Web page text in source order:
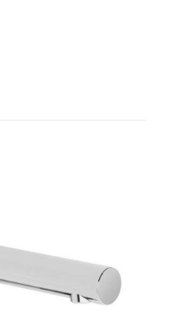
(SIVA
ilk kişi siz olun
yıldız
5/5
yıldız